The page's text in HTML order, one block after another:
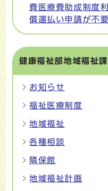
費医療費助成制度
償還払い申請が不
健康福祉部地域福祉課
お知らせ
福祉医療制度
地域福祉
各種相談
隣保館
地域福祉計画